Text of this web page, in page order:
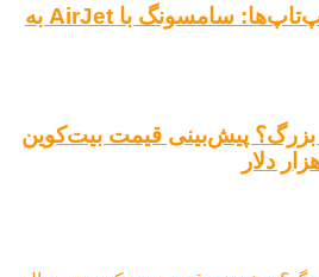
انقلاب در خنک‌سازی لپ‌تاپ‌ها: سامسونگ با AirJet به
بزرگ؟ پیش‌بینی قیمت بیت‌کوین